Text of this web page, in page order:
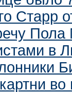
Старр
Пола
в
во